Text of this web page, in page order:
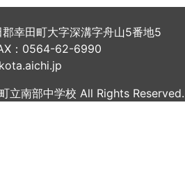
幸田町大字深溝字舟山5番地5
：0564-62-6990
南部中学校 All Rights Reserved.